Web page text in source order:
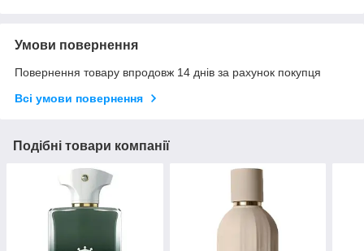
Умови повернення
Повернення товару впродовж 14 днів за рахунок покупця
Всі умови повернення
Подібні товари компанії